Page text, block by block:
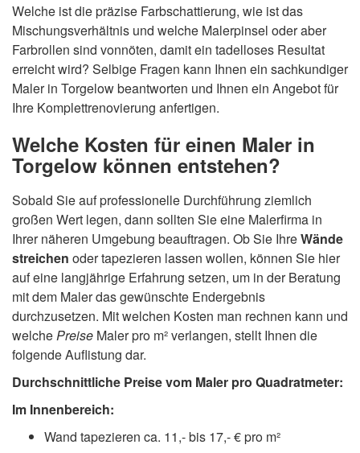
Welche ist die präzise Farbschattierung, wie ist das
Mischungsverhältnis und welche Malerpinsel oder aber
Farbrollen sind vonnöten, damit ein tadelloses Resultat
erreicht wird? Selbige Fragen kann Ihnen ein sachkundiger
Maler in Torgelow beantworten und Ihnen ein Angebot für
Ihre Komplettrenovierung anfertigen.
Welche Kosten für einen Maler in
Torgelow können entstehen?
Sobald Sie auf professionelle Durchführung ziemlich
großen Wert legen, dann sollten Sie eine Malerfirma in
Ihrer näheren Umgebung beauftragen. Ob Sie IhreWände
streichen oder tapezieren lassen wollen, können Sie hier
auf eine langjährige Erfahrung setzen, um in der Beratung
mit dem Maler das gewünschte Endergebnis
durchzusetzen. Mit welchen Kosten man rechnen kann und
welchePreise Maler pro m² verlangen, stellt Ihnen die
folgende Auflistung dar.
Durchschnittliche Preise vom Maler pro Quadratmeter:
Im Innenbereich:
Wand tapezieren ca. 11,- bis 17,- € pro m²